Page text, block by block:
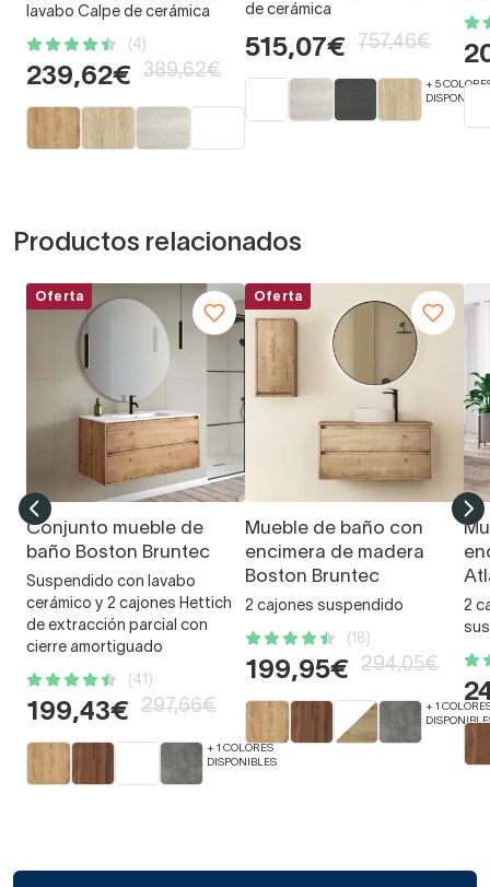
lavabo Calpe de cerámica
(4)
239,62€ 389,62€
de cerámica
515,07€ 757,46€
+ 5
Productos relacionados
Oferta
Conjunto mueble de
baño Boston Bruntec
Suspendido con lavabo
cerámico y 2 cajones Hettich
de extracción parcial con
cierre amortiguado
(41)
199,43€ 297,66€
+ 1 COLORES
DISPONIBLES
Oferta
Mueble de baño con
encimera de madera
Boston Bruntec
2 cajones suspendido
(18)
199,95€ 294,05€
+ 1
2